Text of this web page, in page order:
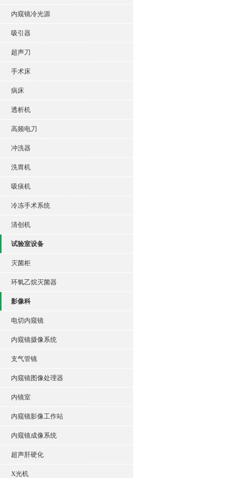
内窥镜冷光源
吸引器
超声刀
手术床
病床
透析机
高频电刀
冲洗器
洗胃机
吸痰机
冷冻手术系统
清创机
试验室设备
灭菌柜
环氧乙烷灭菌器
影像科
电切内窥镜
内窥镜摄像系统
支气管镜
内窥镜图像处理器
内镜室
内窥镜影像工作站
内窥镜成像系统
超声肝硬化
X光机